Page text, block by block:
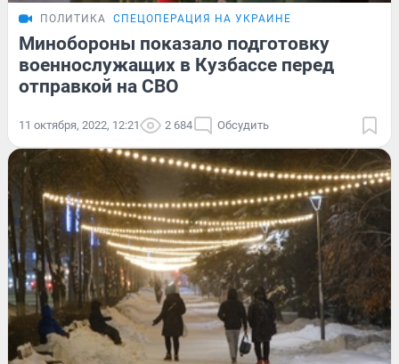
ПОЛИТИКА СПЕЦОПЕРАЦИЯ НА УКРАИНЕ
Минобороны показало подготовку
военнослужащих в Кузбассе перед
отправкой на СВО
11 октября, 2022, 12:21 2 684 Обсудить